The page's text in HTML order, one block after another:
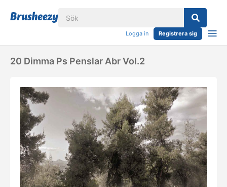
Logga in Registrera sig
20 Dimma Ps Penslar Abr Vol.2